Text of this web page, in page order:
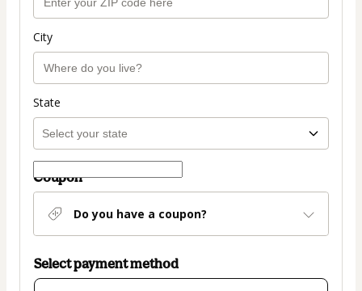
City
State
Coupon
Do you have a coupon?
Select payment method
Card